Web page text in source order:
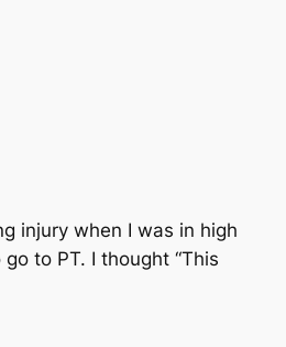
injury when I was in high
to PT. I thought “This